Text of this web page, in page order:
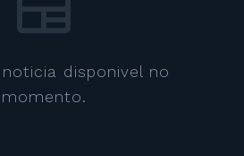
disponivel no
momento.